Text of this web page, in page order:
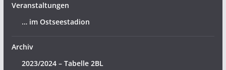
Veranstaltungen
… im Ostseestadion
Archiv
2023/2024 – Tabelle 2BL